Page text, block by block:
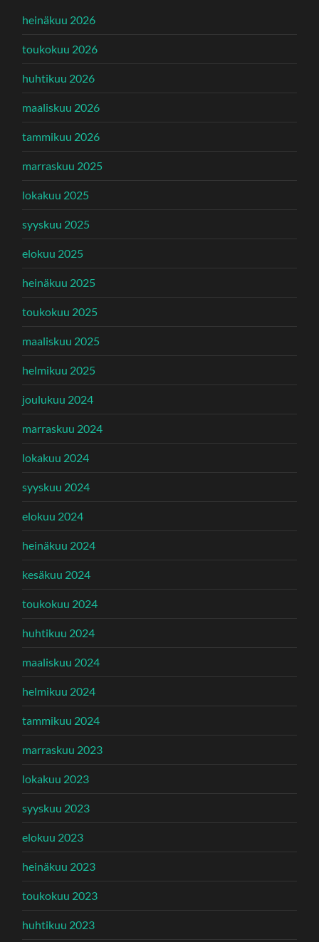
heinäkuu 2026
toukokuu 2026
huhtikuu 2026
maaliskuu 2026
tammikuu 2026
marraskuu 2025
lokakuu 2025
syyskuu 2025
elokuu 2025
heinäkuu 2025
toukokuu 2025
maaliskuu 2025
helmikuu 2025
joulukuu 2024
marraskuu 2024
lokakuu 2024
syyskuu 2024
elokuu 2024
heinäkuu 2024
kesäkuu 2024
toukokuu 2024
huhtikuu 2024
maaliskuu 2024
helmikuu 2024
tammikuu 2024
marraskuu 2023
lokakuu 2023
syyskuu 2023
elokuu 2023
heinäkuu 2023
toukokuu 2023
huhtikuu 2023